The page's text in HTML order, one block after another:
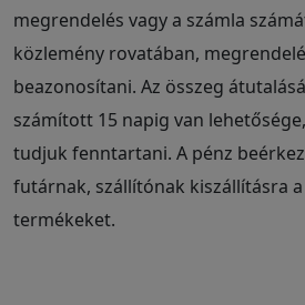
megrendelés vagy a számla
közlemény rovatában,
beazonosítani. Az összeg
számított 15 napig van
tudjuk fenntartani. A pénz
futárnak, szállítónak kiszállításra
termékeket.